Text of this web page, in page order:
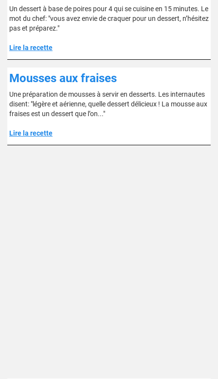
Un dessert à base de poires pour 4 qui se cuisine en 15 minutes. Le
mot du chef: "vous avez envie de craquer pour un dessert, n’hésitez
pas et préparez."
Lire la recette
Mousses aux fraises
Une préparation de mousses à servir en desserts. Les internautes
disent: "légère et aérienne, quelle dessert délicieux ! La mousse aux
fraises est un dessert que l’on..."
Lire la recette